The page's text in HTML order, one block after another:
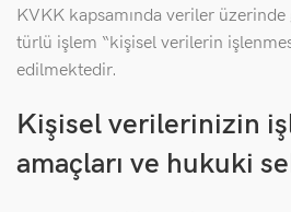
KVKK kapsamında veriler
türlü işlem “kişisel verilerin
edilmektedir.
Kişisel verilerinizin
amaçları ve hukuki